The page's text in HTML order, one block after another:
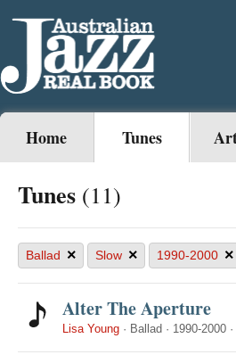
Home Tunes
Tunes (11)
Ballad × Slow × 1990-2000 ×
Alter The Aperture
Lisa Young · Ballad · 1990-2000 ·